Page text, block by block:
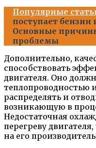
Популярные
поступает бензин
Основные
проблемы
Дополнительно,
способствовать
двигателя. Оно
теплопроводностью
распределять и
возникающую в
Недостаточная
перегреву
на его